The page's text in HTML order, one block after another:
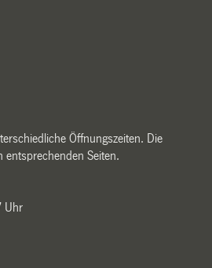
Öffnungszeiten. Die
entsprechenden Seiten.
Uhr